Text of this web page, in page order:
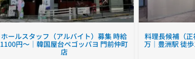
ホールスタッフ（アルバイト）募集 時給
1100円～｜韓国屋台ペゴッパヨ 門前仲町
店
料理長候補（
万｜豊洲駅 徒